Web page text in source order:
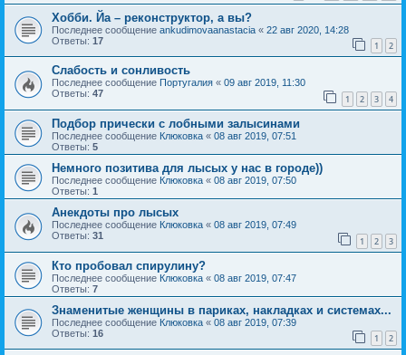
Хобби. Йа – реконструктор, а вы?
Последнее сообщение ankudimovaanastacia « 22 авг 2020, 14:28
Ответы: 17 1 2
Слабость и сонливость
Последнее сообщение Португалия « 09 авг 2019, 11:30
Ответы: 47 1 2 3 4
Подбор прически с лобными залысинами
Последнее сообщение Клюковка « 08 авг 2019, 07:51
Ответы: 5
Немного позитива для лысых у нас в городе))
Последнее сообщение Клюковка « 08 авг 2019, 07:50
Ответы: 1
Анекдоты про лысых
Последнее сообщение Клюковка « 08 авг 2019, 07:49
Ответы: 31 1 2 3
Кто пробовал спирулину?
Последнее сообщение Клюковка « 08 авг 2019, 07:47
Ответы: 7
Знаменитые женщины в париках, накладках и системах...
Последнее сообщение Клюковка « 08 авг 2019, 07:39
Ответы: 16 1 2